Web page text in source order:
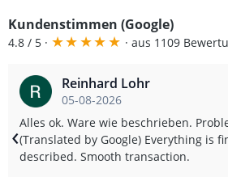
Kundenstimmen (Google)
4.8 / 5 · ★★★★★ · aus 1109
Reinhard Lohr
05-08-2026
Alles ok. Ware wie beschrieben.
(Translated by Google) Everything is
described. Smooth transaction.
‹